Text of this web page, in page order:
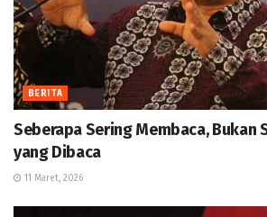
BERITA
Seberapa Sering Membaca, Bukan
yang Dibaca
11 Maret, 2026